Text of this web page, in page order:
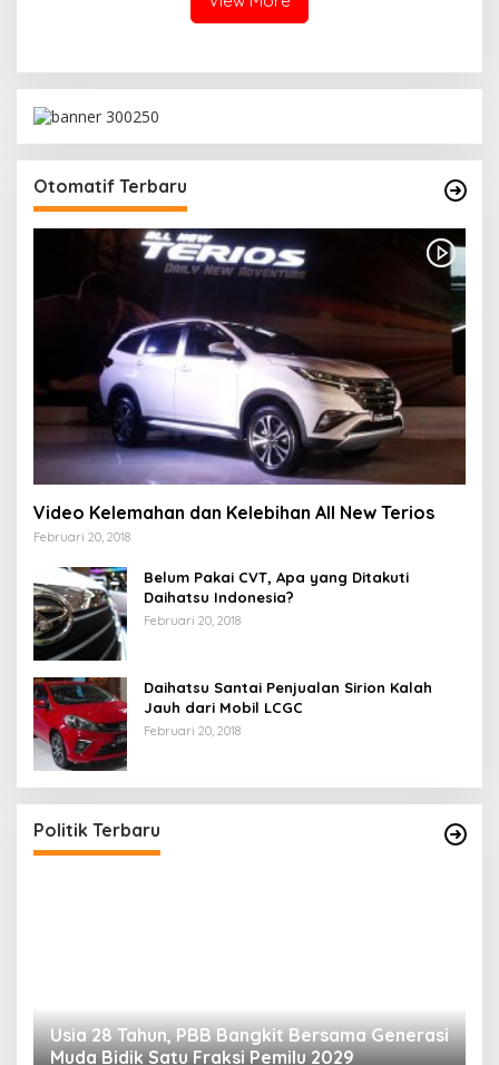
Otomatif Terbaru
Video Kelemahan dan Kelebihan All New Terios
Februari 20, 2018
Belum Pakai CVT, Apa yang Ditakuti
Daihatsu Indonesia?
Februari 20, 2018
Daihatsu Santai Penjualan Sirion Kalah
Jauh dari Mobil LCGC
Februari 20, 2018
Politik Terbaru
Usia 28 Tahun, PBB Bangkit Bersama Generasi
Muda Bidik Satu Fraksi Pemilu 2029